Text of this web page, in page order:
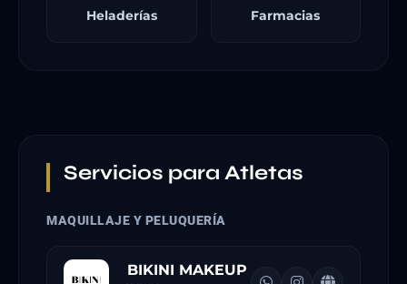
Heladerías Farmacias
Servicios para Atletas
MAQUILLAJE Y PELUQUERÍA
BIKINI MAKEUP